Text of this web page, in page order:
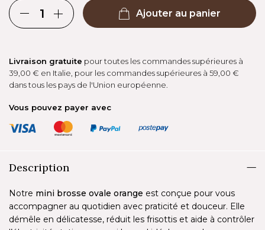
Ajouter au panier
Livraison gratuite pour toutes les commandes supérieures à
39,00 € en Italie, pour les commandes supérieures à 59,00 €
dans tous les pays de l'Union européenne.
Vous pouvez payer avec
Description
Notre mini brosse ovale orange est conçue pour vous
accompagner au quotidien avec praticité et douceur. Elle
démêle en délicatesse, réduit les frisottis et aide à contrôler